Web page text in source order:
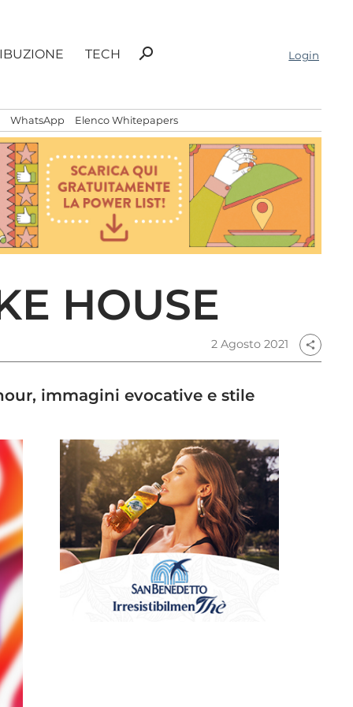
TECH
Ricerca
search Login
WhatsApp Elenco Whitepapers
HOUSE
2 Agosto 2021 share
immagini evocative e stile